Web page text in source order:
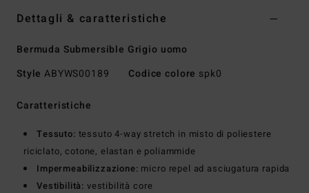
Dettagli & caratteristiche
Bermuda Submersible Grigio uomo
Style ABYWS00189 Codice colore spk0
Caratteristiche
Tessuto: tessuto 4-way stretch in misto di poliestere
riciclato, cotone, elastan e poliammide
Impermeabilizzazione: micro repel ad asciugatura rapida
Vestibilità: vestibilità core